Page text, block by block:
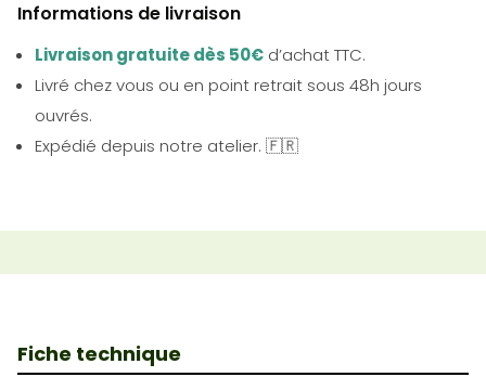
Informations de livraison
Livraison gratuite dès 50€ d’achat TTC.
Livré chez vous ou en point retrait sous 48h jours
ouvrés.
Expédié depuis notre atelier. 🇫🇷
Fiche technique